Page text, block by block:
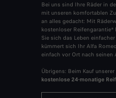
Bei uns sind Ihre Räder in
mit unseren komfortablen
an alles gedacht: Mit
kostenloser Reifengarantie*
Sie sich das Leben
kümmert sich Ihr Alfa
einfach vor Ort nach seinen
Übrigens: Beim Kauf
kostenlose 24-monatige